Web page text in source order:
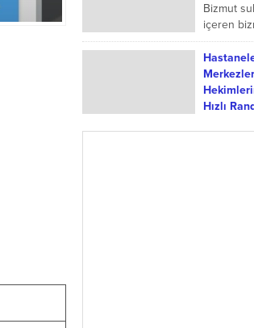
mantar
Bizmut
içeren
kullanma
uyularak
gereken
Bizmopen
diye
Hızlı